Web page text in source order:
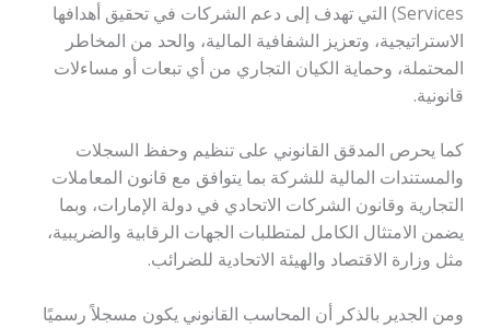
Services) التي تهدف إلى دعم الشركات في تحقيق أهدافها
الاستراتيجية، وتعزيز الشفافية المالية، والحد من المخاطر
المحتملة، وحماية الكيان التجاري من أي تبعات أو مساءلات
قانونية.
كما يحرص المدقق القانوني على تنظيم وحفظ السجلات
والمستندات المالية للشركة بما يتوافق مع قانون المعاملات
التجارية وقانون الشركات الاتحادي في دولة الإمارات، وبما
يضمن الامتثال الكامل لمتطلبات الجهات الرقابية والضريبية،
مثل وزارة الاقتصاد والهيئة الاتحادية للضرائب.
ومن الجدير بالذكر أن المحاسب القانوني يكون مسجلاً رسميًا